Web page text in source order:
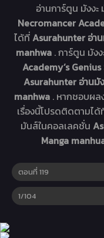
อ่านการ์ตูน มังง
Necromancer
ได้ที่Asurahunter อ่า
manhwa . การ์ตูน มัง
Academy’s
Asurahunter อ่านมั
manhwa . หากชอบผล
เรื่องนี้โปรดติดตามได้
มันส์ในคอลเลคชั่น
Manga